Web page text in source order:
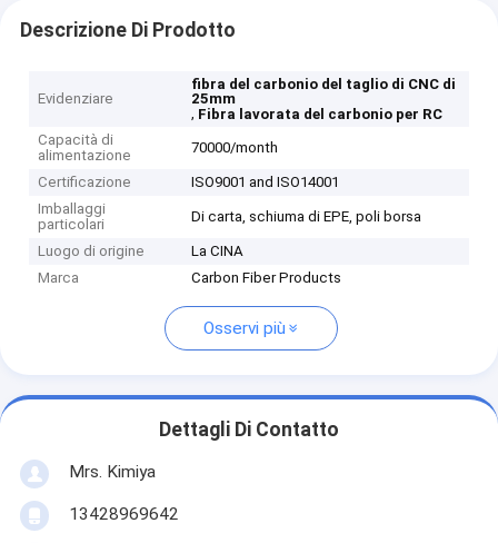
Descrizione Di Prodotto
Evidenziare
fibra del carbonio del taglio di CNC di
25mm
, Fibra lavorata del carbonio per RC
Capacità di
alimentazione
70000/month
Certificazione
ISO9001 and ISO14001
Imballaggi
particolari
Di carta, schiuma di EPE, poli borsa
Luogo di origine
La CINA
Marca
Carbon Fiber Products
Osservi più
Dettagli Di Contatto
Mrs. Kimiya
13428969642